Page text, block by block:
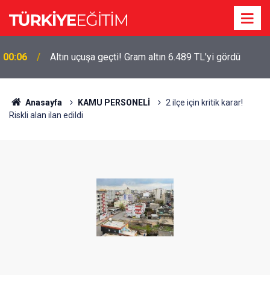
00:06 Altın uçuşa geçti! Gram altın 6.489 TL'yi gördü
Anasayfa KAMU PERSONELİ
2 ilçe için kritik karar!
Riskli alan ilan edildi